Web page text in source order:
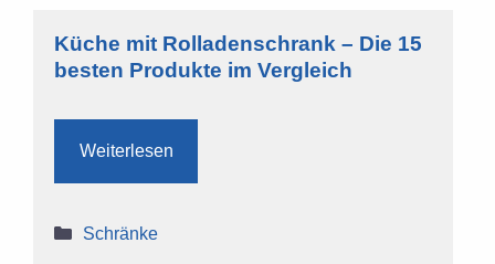
Küche mit Rolladenschrank – Die 15
besten Produkte im Vergleich
Weiterlesen
Kategorien
Schränke